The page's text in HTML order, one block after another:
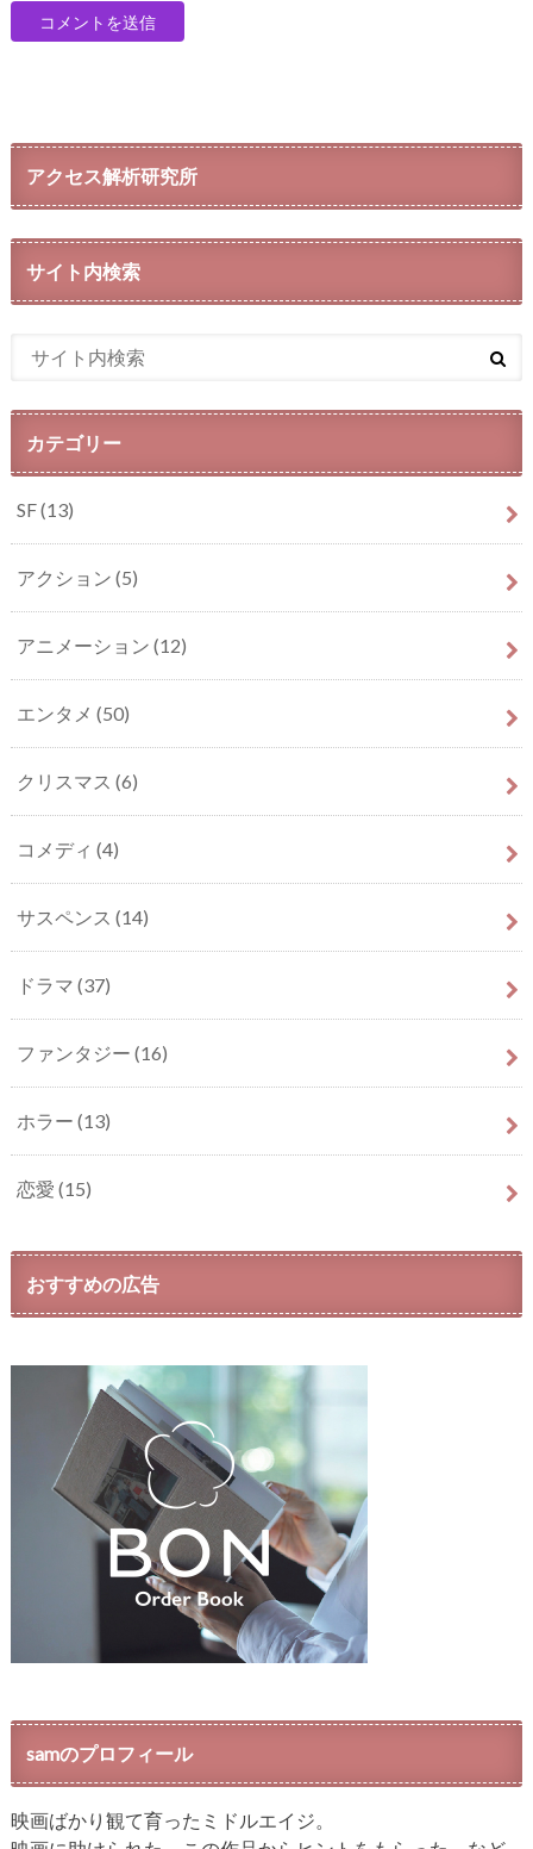
アクセス解析研究所
サイト内検索
カテゴリー
SF(13)
アクション (5)
アニメーション (12)
エンタメ (50)
クリスマス (6)
コメディ (4)
サスペンス (14)
ドラマ (37)
ファンタジー (16)
ホラー (13)
恋愛 (15)
おすすめの広告
samのプロフィール
映画ばかり観て育ったミドルエイジ。